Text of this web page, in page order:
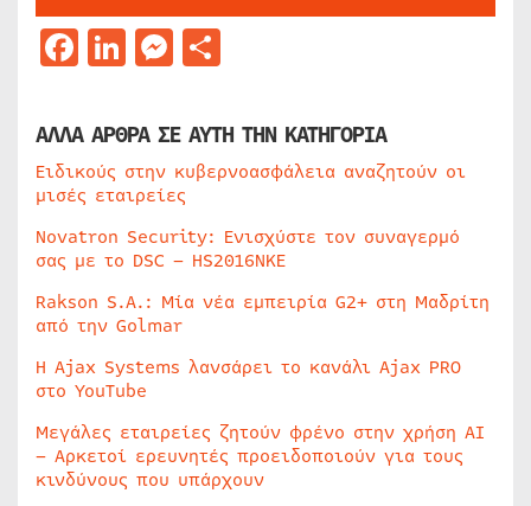
Facebook
LinkedIn
Messenger
ΑΛΛΑ ΑΡΘΡΑ ΣΕ ΑΥΤΗ ΤΗΝ ΚΑΤΗΓΟΡΙΑ
Ειδικούς στην κυβερνοασφάλεια αναζητούν οι
μισές εταιρείες
Novatron Security: Ενισχύστε τον συναγερμό
σας με το DSC – HS2016NKE
Rakson S.A.: Μία νέα εμπειρία G2+ στη Μαδρίτη
από την Golmar
Η Ajax Systems λανσάρει το κανάλι Ajax PRO
στο YouTube
Μεγάλες εταιρείες ζητούν φρένο στην χρήση AI
– Αρκετοί ερευνητές προειδοποιούν για τους
κινδύνους που υπάρχουν